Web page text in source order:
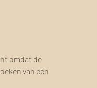
omdat de
van een